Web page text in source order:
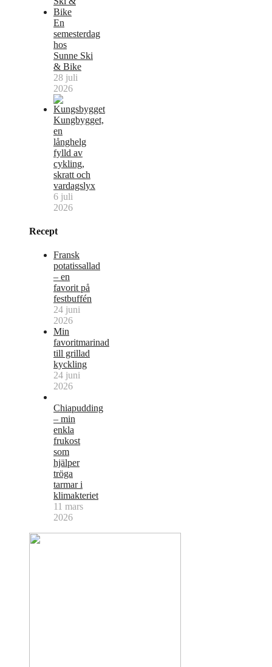
En
semesterdag
hos
Sunne Ski
& Bike
28 juli
2026
Kungbygget,
en
långhelg
fylld av
cykling,
skratt och
vardagslyx
6 juli
2026
Recept
Fransk
potatissallad
– en
favorit på
festbuffén
24 juni
2026
Min
favoritmarinad
till grillad
kyckling
24 juni
2026
Chiapudding
– min
enkla
frukost
som
hjälper
tröga
tarmar i
klimakteriet
11 mars
2026